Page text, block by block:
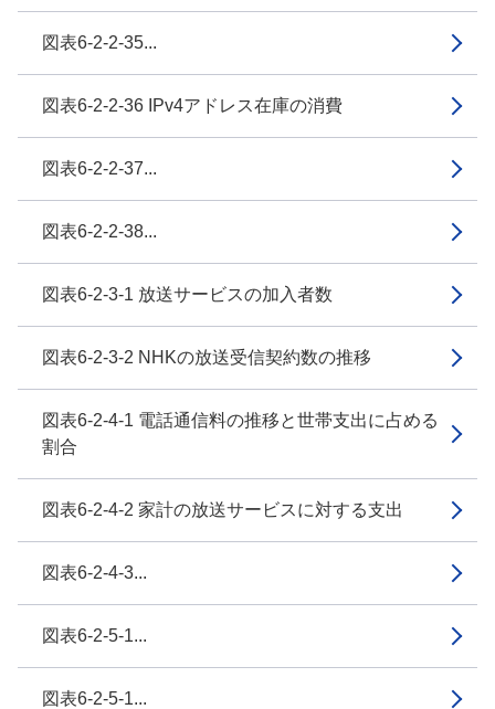
図表6-2-2-35...
図表6-2-2-36 IPv4アドレス在庫の消費
図表6-2-2-37...
図表6-2-2-38...
図表6-2-3-1 放送サービスの加入者数
図表6-2-3-2 NHKの放送受信契約数の推移
図表6-2-4-1 電話通信料の推移と世帯支出に占める
割合
図表6-2-4-2 家計の放送サービスに対する支出
図表6-2-4-3...
図表6-2-5-1...
図表6-2-5-1...